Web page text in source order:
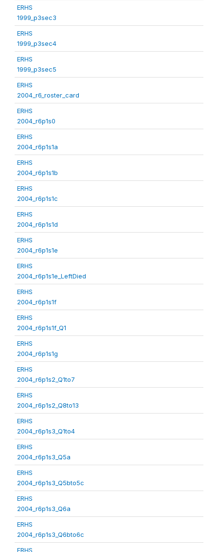
ERHS
1999_p3sec3
ERHS
1999_p3sec4
ERHS
1999_p3sec5
ERHS
2004_r6_roster_card
ERHS
2004_r6p1s0
ERHS
2004_r6p1s1a
ERHS
2004_r6p1s1b
ERHS
2004_r6p1s1c
ERHS
2004_r6p1s1d
ERHS
2004_r6p1s1e
ERHS
2004_r6p1s1e_LeftDied
ERHS
2004_r6p1s1f
ERHS
2004_r6p1s1f_Q1
ERHS
2004_r6p1s1g
ERHS
2004_r6p1s2_Q1to7
ERHS
2004_r6p1s2_Q8to13
ERHS
2004_r6p1s3_Q1to4
ERHS
2004_r6p1s3_Q5a
ERHS
2004_r6p1s3_Q5bto5c
ERHS
2004_r6p1s3_Q6a
ERHS
2004_r6p1s3_Q6bto6c
ERHS